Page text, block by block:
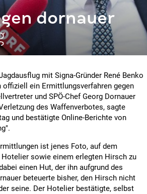
dornauer
mit Signa-Gründer René Benko
ein Ermittlungsverfahren gegen
und SPÖ-Chef Georg Dornauer
des Waffenverbotes, sagte
und bestätigte Online-Berichte von
ist jenes Foto, auf dem
sowie einem erlegten Hirsch zu
einen Hut, der ihn aufgrund des
beteuerte bisher, den Hirsch nicht
seine. Der Hotelier bestätigte, selbst